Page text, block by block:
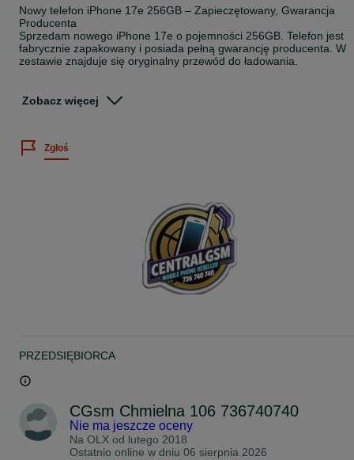
Nowy telefon iPhone 17e 256GB – Zapieczętowany, Gwarancja
Producenta
Sprzedam nowego iPhone 17e o pojemności 256GB. Telefon jest
fabrycznie zapakowany i posiada pełną gwarancję producenta. W
zestawie znajduje się oryginalny przewód do ładowania.
KOMPLETEM ORYGINALNYCH AKCESORIÓW.
- Gwarancja producenta od momentu aktywacji urządzenia
realizowana w autoryzowanym
- Telefony nie są obciążone sprzedażą ratalną.
Dostępność:
Od ręki
Apple iPhone 17e 256GB
Lokalizacja odbioru:
Zapraszamy do naszego sklepu
Telefon można odebrać w naszym sklepie w centrum Warszawy ul.
Zobacz więcej
Zgłoś
PRZEDSIĘBIORCA
CGsm Chmielna 106 736740740
Nie ma jeszcze oceny
Na OLX od lutego 2018
Ostatnio online w dniu 06 sierpnia 2026